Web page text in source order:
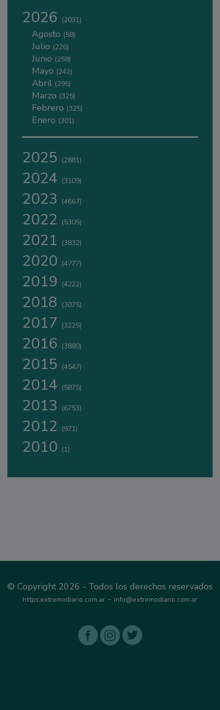
2026 (2031)
Agosto (58)
Julio (226)
Junio (259)
Mayo (242)
Abril (295)
Marzo (325)
Febrero (325)
Enero (301)
2025 (2881)
2024 (3109)
2023 (4667)
2022 (5305)
2021 (3832)
2020 (4777)
2019 (4222)
2018 (3075)
2017 (3225)
2016 (3880)
2015 (4547)
2014 (5875)
2013 (6753)
2012 (971)
2010 (1)
© Copyright 2026 - Todos los derechos reservados
https:extremodiario.com.ar - info@extremodiario.com.ar